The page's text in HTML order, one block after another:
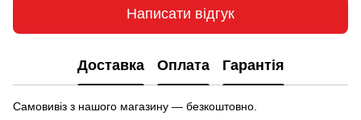
Написати відгук
Доставка Оплата Гарантія
Самовивіз з нашого магазину — безкоштовно.